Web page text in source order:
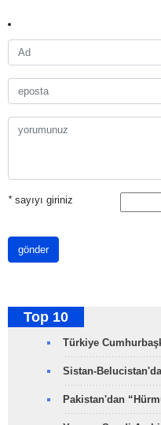
*sayıyı giriniz
gönder
Top 10
Türkiye
Sistan-
Pakistan'dan